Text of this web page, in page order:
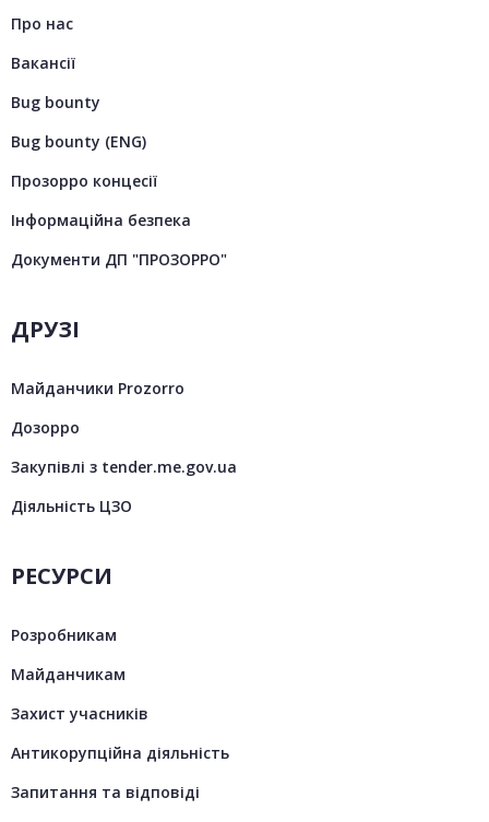
Про нас
Вакансії
Bug bounty
Bug bounty (ENG)
Прозорро концесії
Інформаційна безпека
Документи ДП "ПРОЗОРРО"
ДРУЗІ
Майданчики Prozorro
Дозорро
Закупівлі з tender.me.gov.ua
Діяльність ЦЗО
РЕСУРСИ
Розробникам
Майданчикам
Захист учасників
Антикорупційна діяльність
Запитання та відповіді